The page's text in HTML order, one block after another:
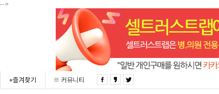
-->
+즐겨찾기 커뮤니티